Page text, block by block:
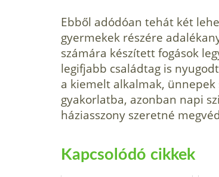
Ebből adódóan tehát két
gyermekek részére
számára készített fogások
legifjabb családtag is
a kiemelt alkalmak,
gyakorlatba, azonban napi
háziasszony szeretné
Kapcsolódó cikkek